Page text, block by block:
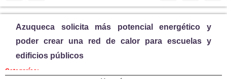
Azuqueca solicita más potencial energético y
poder crear una red de calor para escuelas y
edificios públicos
Categorías: